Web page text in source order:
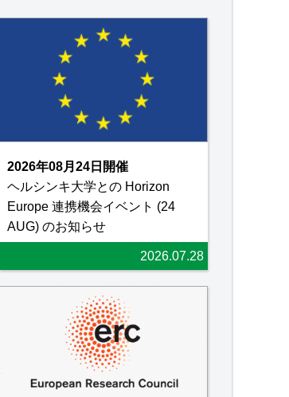
2026年08月24日開催
ヘルシンキ大学との Horizon
Europe 連携機会イベント (24
AUG) のお知らせ
2026.07.28